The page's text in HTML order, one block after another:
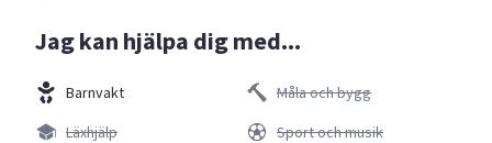
Jag kan hjälpa dig med...
Barnvakt
Läxhjälp
Måla och bygg
Sport och musik